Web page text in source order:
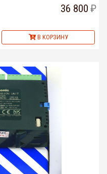
36 800
В КОРЗИНУ